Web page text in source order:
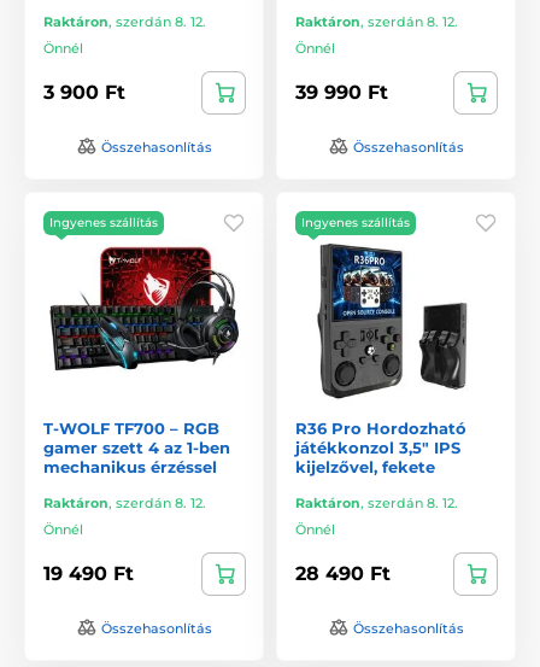
Raktáron, szerdán 8. 12.
Önnél
3 900 Ft
Összehasonlítás
Raktáron, szerdán 8. 12.
Önnél
39 990 Ft
Összehasonlítás
Ingyenes szállítás
T-WOLF TF700 – RGB
gamer szett 4 az 1-ben
mechanikus érzéssel
Raktáron, szerdán 8. 12.
Önnél
19 490 Ft
Összehasonlítás
Ingyenes szállítás
R36 Pro Hordozható
játékkonzol 3,5" IPS
kijelzővel, fekete
Raktáron, szerdán 8. 12.
Önnél
28 490 Ft
Összehasonlítás